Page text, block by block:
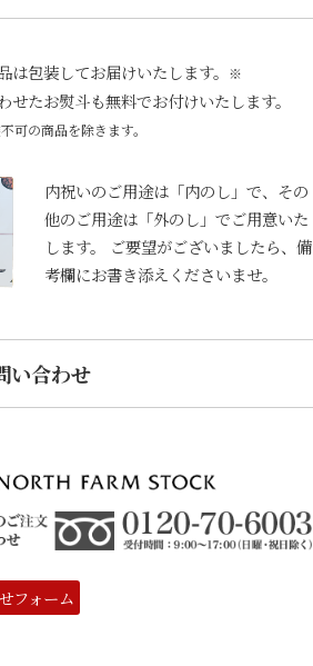
は包装してお届けいたします。 ※
せたお熨斗も無料でお付けいたします。
可の商品を除きます。
内祝いのご用途は「内のし」で、その
他のご用途は「外のし」でご用意いた
します。 ご要望がございましたら、備
考欄にお書き添えくださいませ。
い合わせ
フォーム